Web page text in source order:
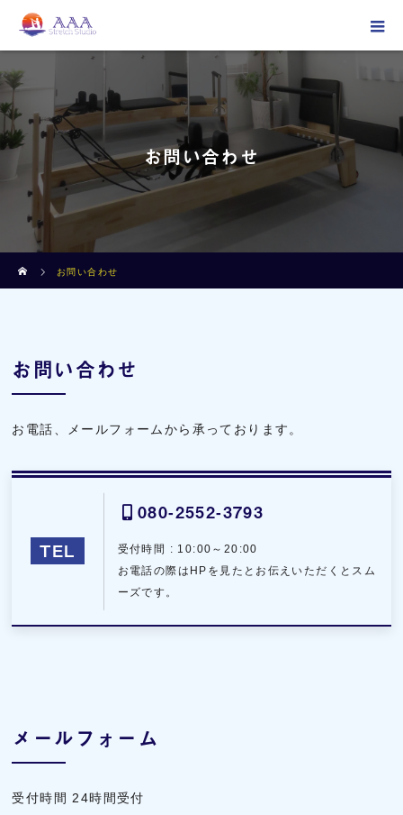
お問い合わせ
お問い合わせ
お問い合わせ
お電話、メールフォームから承っております。
TEL
080-2552-3793
受付時間 : 10:00～20:00
お電話の際はHPを見たとお伝えいただくとスム
ーズです。
メールフォーム
受付時間 24時間受付